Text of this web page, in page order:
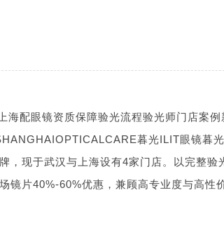
海配眼镜资质保障验光流程验光师门店案例
暮光ILIT眼镜暮
，现于武汉与上海设有4家门店。以完整验
镜片40%-60%优惠，兼顾高专业度与高性